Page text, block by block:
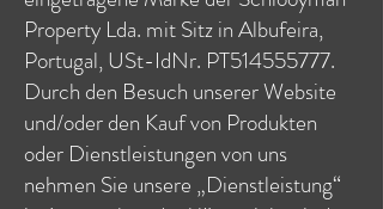
Property Lda. mit Sitz in Albufeira,
Portugal, USt-IdNr. PT514555777.
Durch den Besuch unserer Website
und/oder den Kauf von Produkten
oder Dienstleistungen von uns
nehmen Sie unsere „Dienstleistung“